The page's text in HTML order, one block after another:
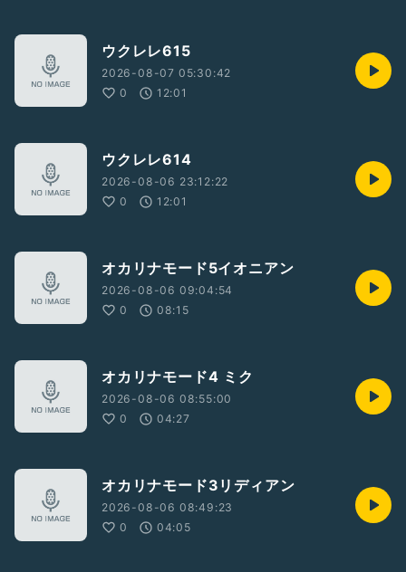
ウクレレ615
2026-08-07 05:30:42
0
12:01
ウクレレ614
2026-08-06 23:12:22
0
12:01
オカリナモード5イオニアン
2026-08-06 09:04:54
0
08:15
オカリナモード4 ミク
2026-08-06 08:55:00
0
04:27
オカリナモード3リディアン
2026-08-06 08:49:23
0
04:05